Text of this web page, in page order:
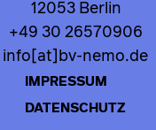
12053 Berlin
+49 30 26570906
info[at]bv-nemo.de
IMPRESSUM
DATENSCHUTZ